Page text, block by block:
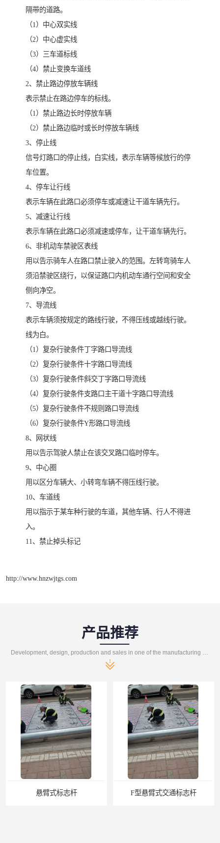
隔带的道路。
（1）中心双实线
（2）中心虚实线
（3）三车道标线
（4）禁止变换车道线
2、禁止路边停放车辆线
表示禁止在路边停车的标线。
（1）禁止路边长时停放车辆
（2）禁止路边临时或长时停放车辆线
3、停止线
信号灯路口的停止线，白实线，表示车辆等候放行的停
车位置。
4、停车让行线
表示车辆在此路口必须停车或减速让干道车辆先行。
5、减速让行线
表示车辆在此路口必须减速或停车，让干道车辆先行。
6、非机动车禁驶区表线
用以告示骑车人在路口禁止驶入的范围。左转弯骑车人
须沿禁驶区绕行，以保证路口内机动车通行空间和安全
侧向净空。
7、导流线
表示车辆须按规定的路线行驶，不得压线或越线行驶。
线为白。
（1）复杂行驶条件丁字路口导流线
（2）复杂行驶条件十字路口导流线
（3）复杂行驶条件斜交丁字路口导流线
（4）复杂行驶条件支路口主干道十字路口导流线
（5）复杂行驶条件不规则路口导流线
（6）复杂行驶条件Y形路口导流线
8、网状线
用以告示驾驶人禁止在该交叉路口临时停车。
9、中心圈
用以区分车辆大、小转弯车辆不得压线行驶。
10、车道线
用以指示于某车种行驶的车道，其他车辆、行人不得进
入。
11、禁止掉头标记
http://www.hnzwjtgs.com
产品推荐
F型悬臂式交通标志杆